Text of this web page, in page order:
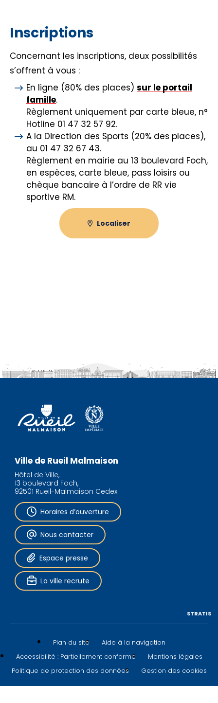
Inscriptions
Concernant les inscriptions, deux possibilités
s’offrent à vous :
En ligne (80% des places) sur le portail
famille.
Règlement uniquement par carte bleue, n°
Hotline 01 47 32 57 92.
A la Direction des Sports (20% des places),
au 01 47 32 67 43.
Règlement en mairie au 13 boulevard Foch,
en espèces, carte bleue, pass loisirs ou
chèque bancaire à l’ordre de RR vie
sportive RM.
Localiser
Ville de Rueil Malmaison
Hôtel de Ville,
13 boulevard Foch,
92501 Rueil-Malmaison Cedex
Horaires d’ouverture
Nous contacter
Espace presse
La ville recrute
Plan du site
Aide à la navigation
Accessibilité : Partiellement conforme
Mentions légales
Politique de protection des données
Gestion des cookies
STRATIS